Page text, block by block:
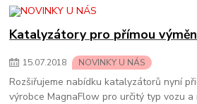
Katalyzátory pro přímou
15.07.2018 NOVINKY U NÁS
Rozšiřujeme nabídku katalyzátorů nyní
výrobce MagnaFlow pro určitý typ vozu a